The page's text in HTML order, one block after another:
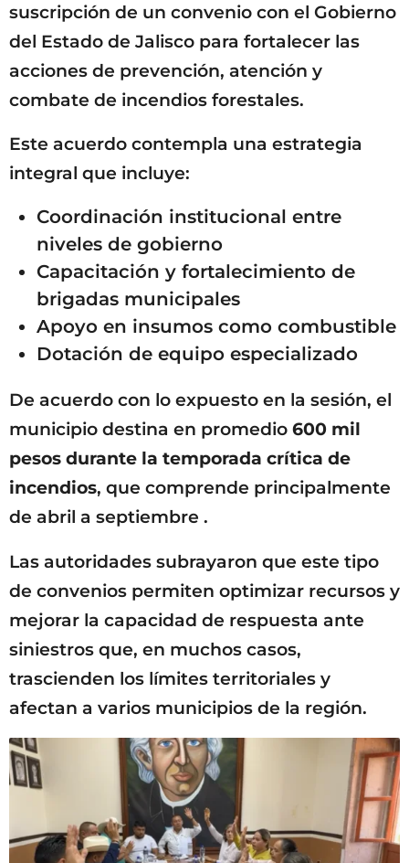
suscripción de un convenio con el Gobierno
del Estado de Jalisco para fortalecer las
acciones de prevención, atención y
combate de incendios forestales.
Este acuerdo contempla una estrategia
integral que incluye:
Coordinación institucional entre
niveles de gobierno
Capacitación y fortalecimiento de
brigadas municipales
Apoyo en insumos como combustible
Dotación de equipo especializado
De acuerdo con lo expuesto en la sesión, el
municipio destina en promedio 600 mil
pesos durante la temporada crítica de
incendios, que comprende principalmente
de abril a septiembre .
Las autoridades subrayaron que este tipo
de convenios permiten optimizar recursos y
mejorar la capacidad de respuesta ante
siniestros que, en muchos casos,
trascienden los límites territoriales y
afectan a varios municipios de la región.